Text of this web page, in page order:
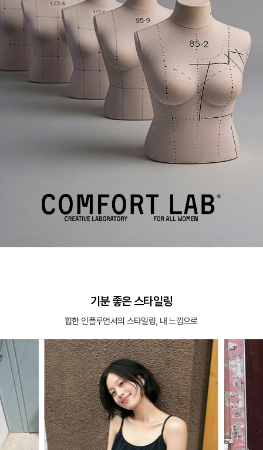
기분 좋은 스타일링
힙한 인플루언서의 스타일링, 내 느낌으로